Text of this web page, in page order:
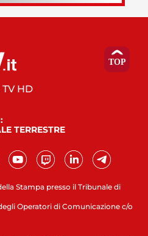
Stampa presso il Tribunale di
Operatori di Comunicazione c/o
HD
TERRESTRE